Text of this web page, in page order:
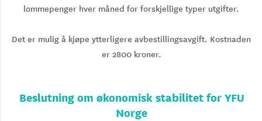
lommepenger hver måned for forskjellige typer utgifter.
Det er mulig å kjøpe ytterligere avbestillingsavgift. Kostnaden
er 2800 kroner.
Beslutning om økonomisk stabilitet for YFU
Norge